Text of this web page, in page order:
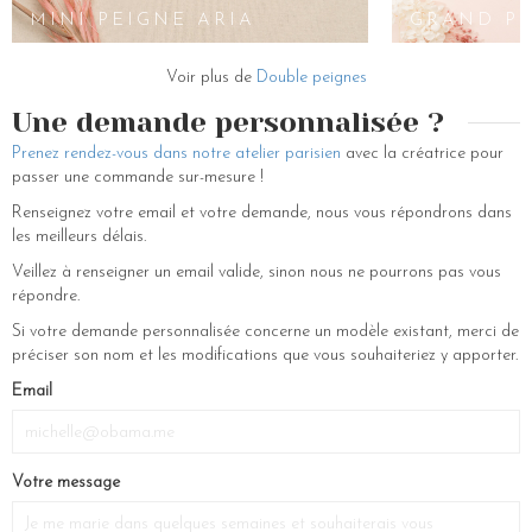
boucles d oreilles pour n’importe quelle occasion comme un baptême,
une communion ou bien simplement pour tous les jours. Osez les
ornements et la fantaisie ! Toutes les occasions sont bonnes pour
porter un bijou de cheveux comme un joli peigne, une jolie couronne de
fleurs, un serre-tête fleuri aux allures de hippie, une barrette à sequins
ou un diadème à strass !
Vous retrouverez toutes les pièces de la collection Golden Hour sur
Couronnes de Victoire, vous trouverez tous les accessoires chouchous
pour réaliser vos plus jolies coiffures. Nous confectionnons des pièces
uniques à base de fleurs stabilisées. Peignes, couronnes de fleurs,
barrettes, serre-têtes, chapeaux, boucles d’oreilles, pics à chignon,
sublimer votre crinière et celle de vos demoiselles et petites-filles pour
des look bohèmes et romantiques.
MINI PEIGNE ARIA GRAND
Voir plus de Double peignes
Une demande personnalisée ?
Prenez rendez-vous dans notre atelier parisien avec la créatrice pour
passer une commande sur-mesure !
Renseignez votre email et votre demande, nous vous répondrons dans
les meilleurs délais.
Veillez à renseigner un email valide, sinon nous ne pourrons pas vous
répondre.
Si votre demande personnalisée concerne un modèle existant, merci de
préciser son nom et les modifications que vous souhaiteriez y apporter.
If
are
human,
Email
Votre message